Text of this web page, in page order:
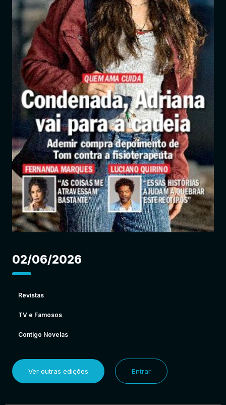
Notícias
Entrar
02/06/2026
Revistas
TV e Famosos
Contigo Novelas
Ver outras edições Entrar